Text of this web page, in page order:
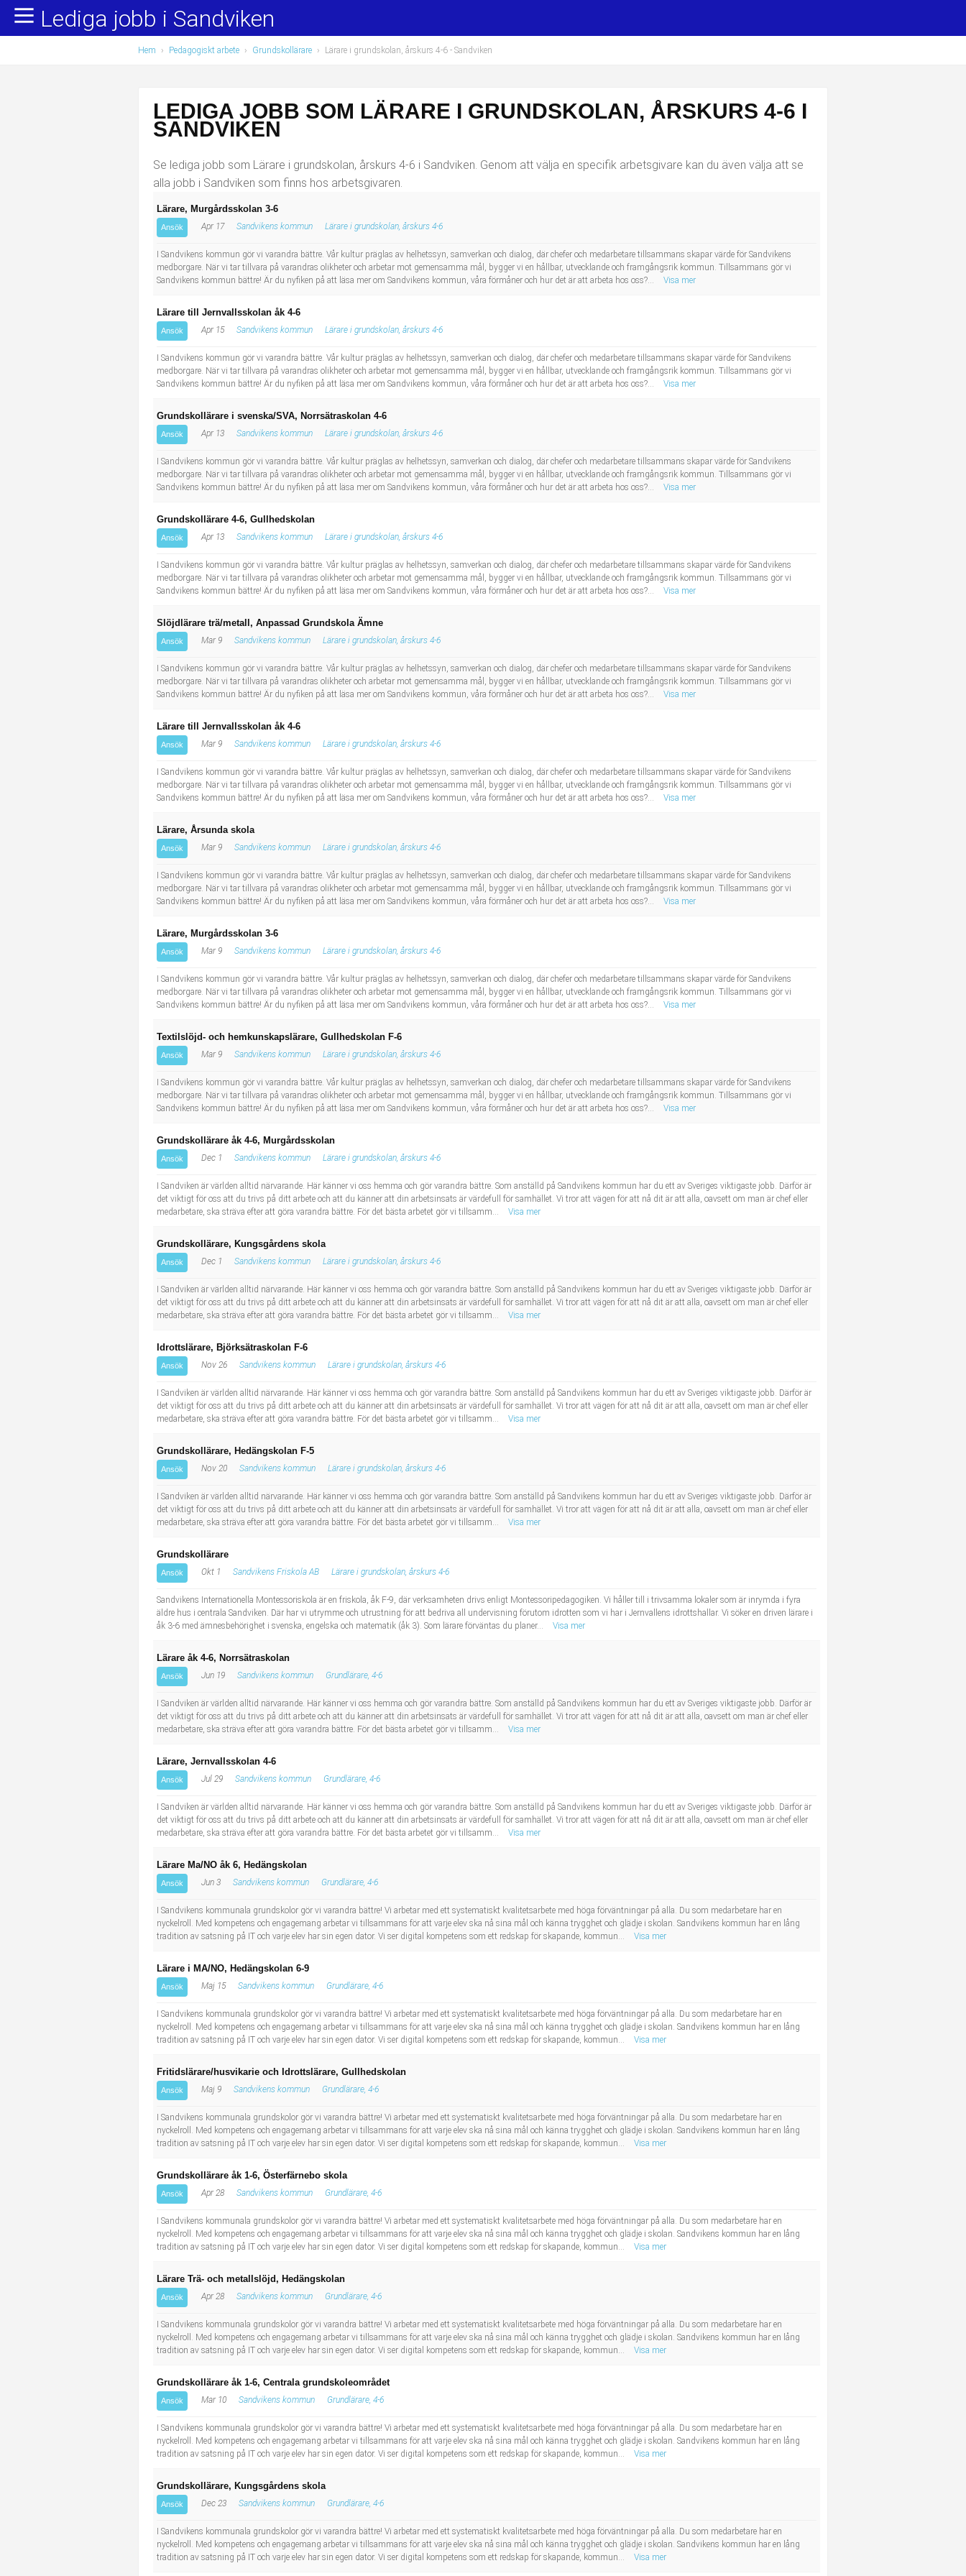
Yrkesområden
Administration, ekonomi, juridik
Chefer och verksamhetsledare
Hotell, restaurang, storhushåll
Installation, drift, underhåll
Naturvetenskapligt arbete
Sanering och renhållning
Populära jobb
Undersköterska, hemtjänst och äldreboende
Lärare i förskola/Förskollärare
Bussförare/Busschaufför
Behandlingsassistent/Socialpedagog
Tidningsbud/Tidningsdistributör
Lärare i fritidshem/Fritidspedagog
Läkarsekreterare/Vårdadmin/Medicinsk sekreterare
Informatör/Kommunikatör
Sjuksköterska, grundutbildad
Undersköterska, vård- o specialavd. o mottagning
Lediga jobb i Sandviken
Hem › Pedagogiskt arbete › Grundskollärare › Lärare i grundskolan, årskurs 4-6 - Sandviken
LEDIGA JOBB SOM LÄRARE I GRUNDSKOLAN, ÅRSKURS 4-6 I
SANDVIKEN
Se lediga jobb som Lärare i grundskolan, årskurs 4-6 i Sandviken. Genom att välja en specifik arbetsgivare kan du även välja att se
alla jobb i Sandviken som finns hos arbetsgivaren.
Lärare, Murgårdsskolan 3-6
Ansök Apr 17 Sandvikens kommun Lärare i grundskolan, årskurs 4-6
I Sandvikens kommun gör vi varandra bättre. Vår kultur präglas av helhetssyn, samverkan och dialog, där chefer och medarbetare tillsammans skapar värde för Sandvikens
medborgare. När vi tar tillvara på varandras olikheter och arbetar mot gemensamma mål, bygger vi en hållbar, utvecklande och framgångsrik kommun. Tillsammans gör vi
Sandvikens kommun bättre! Är du nyfiken på att läsa mer om Sandvikens kommun, våra förmåner och hur det är att arbeta hos oss?...
Visa mer
Lärare till Jernvallsskolan åk 4-6
Ansök Apr 15 Sandvikens kommun Lärare i grundskolan, årskurs 4-6
I Sandvikens kommun gör vi varandra bättre. Vår kultur präglas av helhetssyn, samverkan och dialog, där chefer och medarbetare tillsammans skapar värde för Sandvikens
medborgare. När vi tar tillvara på varandras olikheter och arbetar mot gemensamma mål, bygger vi en hållbar, utvecklande och framgångsrik kommun. Tillsammans gör vi
Sandvikens kommun bättre! Är du nyfiken på att läsa mer om Sandvikens kommun, våra förmåner och hur det är att arbeta hos oss?...
Visa mer
Grundskollärare i svenska/SVA, Norrsätraskolan 4-6
Ansök Apr 13 Sandvikens kommun Lärare i grundskolan, årskurs 4-6
I Sandvikens kommun gör vi varandra bättre. Vår kultur präglas av helhetssyn, samverkan och dialog, där chefer och medarbetare tillsammans skapar värde för Sandvikens
medborgare. När vi tar tillvara på varandras olikheter och arbetar mot gemensamma mål, bygger vi en hållbar, utvecklande och framgångsrik kommun. Tillsammans gör vi
Sandvikens kommun bättre! Är du nyfiken på att läsa mer om Sandvikens kommun, våra förmåner och hur det är att arbeta hos oss?...
Visa mer
Grundskollärare 4-6, Gullhedskolan
Ansök Apr 13 Sandvikens kommun Lärare i grundskolan, årskurs 4-6
I Sandvikens kommun gör vi varandra bättre. Vår kultur präglas av helhetssyn, samverkan och dialog, där chefer och medarbetare tillsammans skapar värde för Sandvikens
medborgare. När vi tar tillvara på varandras olikheter och arbetar mot gemensamma mål, bygger vi en hållbar, utvecklande och framgångsrik kommun. Tillsammans gör vi
Sandvikens kommun bättre! Är du nyfiken på att läsa mer om Sandvikens kommun, våra förmåner och hur det är att arbeta hos oss?...
Visa mer
Slöjdlärare trä/metall, Anpassad Grundskola Ämne
Ansök Mar 9 Sandvikens kommun Lärare i grundskolan, årskurs 4-6
I Sandvikens kommun gör vi varandra bättre. Vår kultur präglas av helhetssyn, samverkan och dialog, där chefer och medarbetare tillsammans skapar värde för Sandvikens
medborgare. När vi tar tillvara på varandras olikheter och arbetar mot gemensamma mål, bygger vi en hållbar, utvecklande och framgångsrik kommun. Tillsammans gör vi
Sandvikens kommun bättre! Är du nyfiken på att läsa mer om Sandvikens kommun, våra förmåner och hur det är att arbeta hos oss?...
Visa mer
Lärare till Jernvallsskolan åk 4-6
Ansök Mar 9 Sandvikens kommun Lärare i grundskolan, årskurs 4-6
I Sandvikens kommun gör vi varandra bättre. Vår kultur präglas av helhetssyn, samverkan och dialog, där chefer och medarbetare tillsammans skapar värde för Sandvikens
medborgare. När vi tar tillvara på varandras olikheter och arbetar mot gemensamma mål, bygger vi en hållbar, utvecklande och framgångsrik kommun. Tillsammans gör vi
Sandvikens kommun bättre! Är du nyfiken på att läsa mer om Sandvikens kommun, våra förmåner och hur det är att arbeta hos oss?...
Visa mer
Lärare, Årsunda skola
Ansök Mar 9 Sandvikens kommun Lärare i grundskolan, årskurs 4-6
I Sandvikens kommun gör vi varandra bättre. Vår kultur präglas av helhetssyn, samverkan och dialog, där chefer och medarbetare tillsammans skapar värde för Sandvikens
medborgare. När vi tar tillvara på varandras olikheter och arbetar mot gemensamma mål, bygger vi en hållbar, utvecklande och framgångsrik kommun. Tillsammans gör vi
Sandvikens kommun bättre! Är du nyfiken på att läsa mer om Sandvikens kommun, våra förmåner och hur det är att arbeta hos oss?...
Visa mer
Lärare, Murgårdsskolan 3-6
Ansök Mar 9 Sandvikens kommun Lärare i grundskolan, årskurs 4-6
I Sandvikens kommun gör vi varandra bättre. Vår kultur präglas av helhetssyn, samverkan och dialog, där chefer och medarbetare tillsammans skapar värde för Sandvikens
medborgare. När vi tar tillvara på varandras olikheter och arbetar mot gemensamma mål, bygger vi en hållbar, utvecklande och framgångsrik kommun. Tillsammans gör vi
Sandvikens kommun bättre! Är du nyfiken på att läsa mer om Sandvikens kommun, våra förmåner och hur det är att arbeta hos oss?...
Visa mer
Textilslöjd- och hemkunskapslärare, Gullhedskolan F-6
Ansök Mar 9 Sandvikens kommun Lärare i grundskolan, årskurs 4-6
I Sandvikens kommun gör vi varandra bättre. Vår kultur präglas av helhetssyn, samverkan och dialog, där chefer och medarbetare tillsammans skapar värde för Sandvikens
medborgare. När vi tar tillvara på varandras olikheter och arbetar mot gemensamma mål, bygger vi en hållbar, utvecklande och framgångsrik kommun. Tillsammans gör vi
Sandvikens kommun bättre! Är du nyfiken på att läsa mer om Sandvikens kommun, våra förmåner och hur det är att arbeta hos oss?...
Visa mer
Grundskollärare åk 4-6, Murgårdsskolan
Ansök Dec 1 Sandvikens kommun Lärare i grundskolan, årskurs 4-6
I Sandviken är världen alltid närvarande. Här känner vi oss hemma och gör varandra bättre. Som anställd på Sandvikens kommun har du ett av Sveriges viktigaste jobb. Därför är
det viktigt för oss att du trivs på ditt arbete och att du känner att din arbetsinsats är värdefull för samhället. Vi tror att vägen för att nå dit är att alla, oavsett om man är chef eller
medarbetare, ska sträva efter att göra varandra bättre. För det bästa arbetet gör vi tillsamm...
Visa mer
Grundskollärare, Kungsgårdens skola
Ansök Dec 1 Sandvikens kommun Lärare i grundskolan, årskurs 4-6
I Sandviken är världen alltid närvarande. Här känner vi oss hemma och gör varandra bättre. Som anställd på Sandvikens kommun har du ett av Sveriges viktigaste jobb. Därför är
det viktigt för oss att du trivs på ditt arbete och att du känner att din arbetsinsats är värdefull för samhället. Vi tror att vägen för att nå dit är att alla, oavsett om man är chef eller
medarbetare, ska sträva efter att göra varandra bättre. För det bästa arbetet gör vi tillsamm...
Visa mer
Idrottslärare, Björksätraskolan F-6
Ansök Nov 26 Sandvikens kommun Lärare i grundskolan, årskurs 4-6
I Sandviken är världen alltid närvarande. Här känner vi oss hemma och gör varandra bättre. Som anställd på Sandvikens kommun har du ett av Sveriges viktigaste jobb. Därför är
det viktigt för oss att du trivs på ditt arbete och att du känner att din arbetsinsats är värdefull för samhället. Vi tror att vägen för att nå dit är att alla, oavsett om man är chef eller
medarbetare, ska sträva efter att göra varandra bättre. För det bästa arbetet gör vi tillsamm...
Visa mer
Grundskollärare, Hedängskolan F-5
Ansök Nov 20 Sandvikens kommun Lärare i grundskolan, årskurs 4-6
I Sandviken är världen alltid närvarande. Här känner vi oss hemma och gör varandra bättre. Som anställd på Sandvikens kommun har du ett av Sveriges viktigaste jobb. Därför är
det viktigt för oss att du trivs på ditt arbete och att du känner att din arbetsinsats är värdefull för samhället. Vi tror att vägen för att nå dit är att alla, oavsett om man är chef eller
medarbetare, ska sträva efter att göra varandra bättre. För det bästa arbetet gör vi tillsamm...
Visa mer
Grundskollärare
Ansök Okt 1 Sandvikens Friskola AB Lärare i grundskolan, årskurs 4-6
Sandvikens Internationella Montessoriskola är en friskola, åk F-9, där verksamheten drivs enligt Montessoripedagogiken. Vi håller till i trivsamma lokaler som är inrymda i fyra
äldre hus i centrala Sandviken. Där har vi utrymme och utrustning för att bedriva all undervisning förutom idrotten som vi har i Jernvallens idrottshallar. Vi söker en driven lärare i
åk 3-6 med ämnesbehörighet i svenska, engelska och matematik (åk 3). Som lärare förväntas du planer...
Visa mer
Lärare åk 4-6, Norrsätraskolan
Ansök Jun 19 Sandvikens kommun Grundlärare, 4-6
I Sandviken är världen alltid närvarande. Här känner vi oss hemma och gör varandra bättre. Som anställd på Sandvikens kommun har du ett av Sveriges viktigaste jobb. Därför är
det viktigt för oss att du trivs på ditt arbete och att du känner att din arbetsinsats är värdefull för samhället. Vi tror att vägen för att nå dit är att alla, oavsett om man är chef eller
medarbetare, ska sträva efter att göra varandra bättre. För det bästa arbetet gör vi tillsamm...
Visa mer
Lärare, Jernvallsskolan 4-6
Ansök Jul 29 Sandvikens kommun Grundlärare, 4-6
I Sandviken är världen alltid närvarande. Här känner vi oss hemma och gör varandra bättre. Som anställd på Sandvikens kommun har du ett av Sveriges viktigaste jobb. Därför är
det viktigt för oss att du trivs på ditt arbete och att du känner att din arbetsinsats är värdefull för samhället. Vi tror att vägen för att nå dit är att alla, oavsett om man är chef eller
medarbetare, ska sträva efter att göra varandra bättre. För det bästa arbetet gör vi tillsamm...
Visa mer
Lärare Ma/NO åk 6, Hedängskolan
Ansök Jun 3 Sandvikens kommun Grundlärare, 4-6
I Sandvikens kommunala grundskolor gör vi varandra bättre! Vi arbetar med ett systematiskt kvalitetsarbete med höga förväntningar på alla. Du som medarbetare har en
nyckelroll. Med kompetens och engagemang arbetar vi tillsammans för att varje elev ska nå sina mål och känna trygghet och glädje i skolan. Sandvikens kommun har en lång
tradition av satsning på IT och varje elev har sin egen dator. Vi ser digital kompetens som ett redskap för skapande, kommun...
Visa mer
Lärare i MA/NO, Hedängskolan 6-9
Ansök Maj 15 Sandvikens kommun Grundlärare, 4-6
I Sandvikens kommunala grundskolor gör vi varandra bättre! Vi arbetar med ett systematiskt kvalitetsarbete med höga förväntningar på alla. Du som medarbetare har en
nyckelroll. Med kompetens och engagemang arbetar vi tillsammans för att varje elev ska nå sina mål och känna trygghet och glädje i skolan. Sandvikens kommun har en lång
tradition av satsning på IT och varje elev har sin egen dator. Vi ser digital kompetens som ett redskap för skapande, kommun...
Visa mer
Fritidslärare/husvikarie och Idrottslärare, Gullhedskolan
Ansök Maj 9 Sandvikens kommun Grundlärare, 4-6
I Sandvikens kommunala grundskolor gör vi varandra bättre! Vi arbetar med ett systematiskt kvalitetsarbete med höga förväntningar på alla. Du som medarbetare har en
nyckelroll. Med kompetens och engagemang arbetar vi tillsammans för att varje elev ska nå sina mål och känna trygghet och glädje i skolan. Sandvikens kommun har en lång
tradition av satsning på IT och varje elev har sin egen dator. Vi ser digital kompetens som ett redskap för skapande, kommun...
Visa mer
Grundskollärare åk 1-6, Österfärnebo skola
Ansök Apr 28 Sandvikens kommun Grundlärare, 4-6
I Sandvikens kommunala grundskolor gör vi varandra bättre! Vi arbetar med ett systematiskt kvalitetsarbete med höga förväntningar på alla. Du som medarbetare har en
nyckelroll. Med kompetens och engagemang arbetar vi tillsammans för att varje elev ska nå sina mål och känna trygghet och glädje i skolan. Sandvikens kommun har en lång
tradition av satsning på IT och varje elev har sin egen dator. Vi ser digital kompetens som ett redskap för skapande, kommun...
Visa mer
Lärare Trä- och metallslöjd, Hedängskolan
Ansök Apr 28 Sandvikens kommun Grundlärare, 4-6
I Sandvikens kommunala grundskolor gör vi varandra bättre! Vi arbetar med ett systematiskt kvalitetsarbete med höga förväntningar på alla. Du som medarbetare har en
nyckelroll. Med kompetens och engagemang arbetar vi tillsammans för att varje elev ska nå sina mål och känna trygghet och glädje i skolan. Sandvikens kommun har en lång
tradition av satsning på IT och varje elev har sin egen dator. Vi ser digital kompetens som ett redskap för skapande, kommun...
Visa mer
Grundskollärare åk 1-6, Centrala grundskoleområdet
Ansök Mar 10 Sandvikens kommun Grundlärare, 4-6
I Sandvikens kommunala grundskolor gör vi varandra bättre! Vi arbetar med ett systematiskt kvalitetsarbete med höga förväntningar på alla. Du som medarbetare har en
nyckelroll. Med kompetens och engagemang arbetar vi tillsammans för att varje elev ska nå sina mål och känna trygghet och glädje i skolan. Sandvikens kommun har en lång
tradition av satsning på IT och varje elev har sin egen dator. Vi ser digital kompetens som ett redskap för skapande, kommun...
Visa mer
Grundskollärare, Kungsgårdens skola
Ansök Dec 23 Sandvikens kommun Grundlärare, 4-6
I Sandvikens kommunala grundskolor gör vi varandra bättre! Vi arbetar med ett systematiskt kvalitetsarbete med höga förväntningar på alla. Du som medarbetare har en
nyckelroll. Med kompetens och engagemang arbetar vi tillsammans för att varje elev ska nå sina mål och känna trygghet och glädje i skolan. Sandvikens kommun har en lång
tradition av satsning på IT och varje elev har sin egen dator. Vi ser digital kompetens som ett redskap för skapande, kommun...
Visa mer